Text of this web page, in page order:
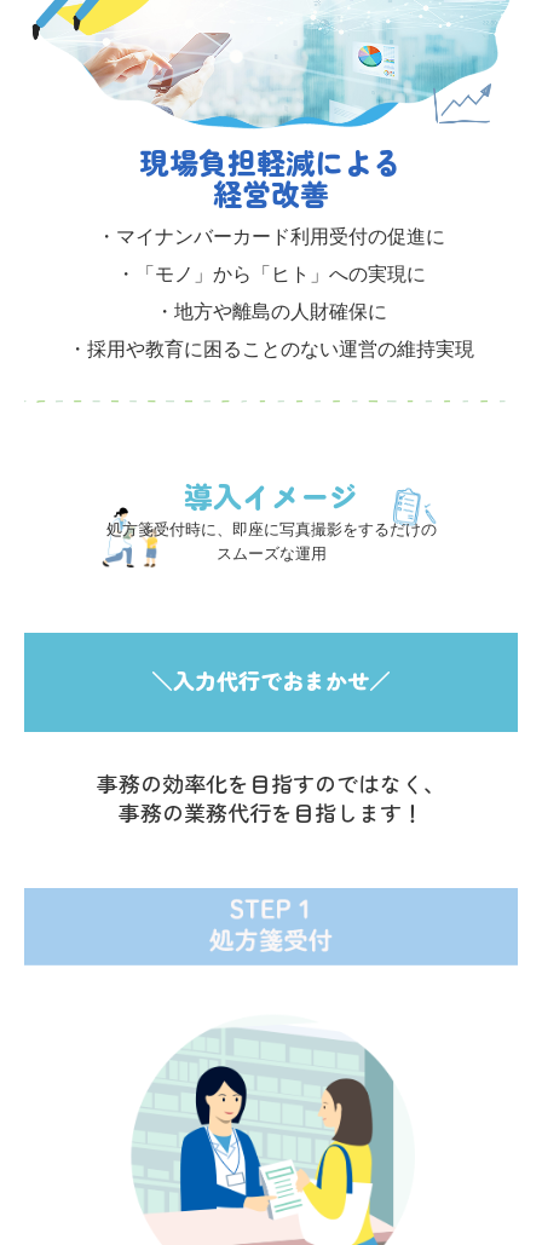
現場負担軽減による
経営改善
・マイナンバーカード利用受付の促進に
・「モノ」から「ヒト」への実現に
・地方や離島の人財確保に
・採用や教育に困ることのない運営の維持実現
導入イメージ
処方箋受付時に、即座に写真撮影をするだけの
スムーズな運用
＼入力代行でおまかせ／
事務の効率化を目指すのではなく、
事務の業務代行を目指します！